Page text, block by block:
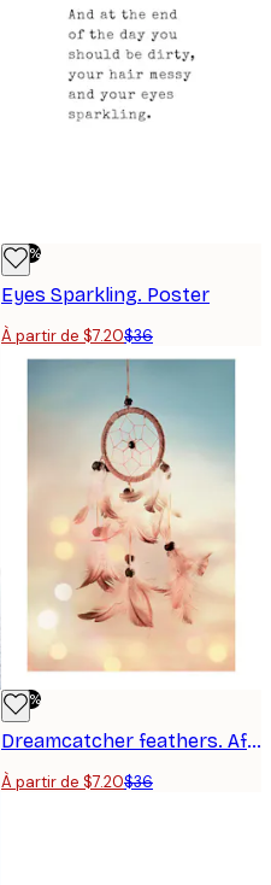
-80%
Eyes Sparkling. Poster
À partir de $7.20$36
-80%
Dreamcatcher feathers. Affiche
À partir de $7.20$36